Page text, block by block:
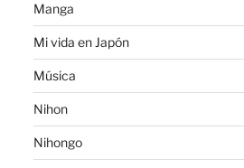
Manga
Mi vida en Japón
Música
Nihon
Nihongo